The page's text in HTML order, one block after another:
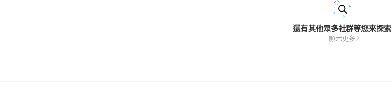
還有其他眾多社群等您來探索
顯示更多